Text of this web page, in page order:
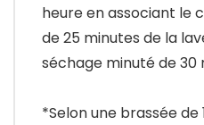
heure en associant le
de 25 minutes de la
séchage minuté de 30
*Selon une brassée de